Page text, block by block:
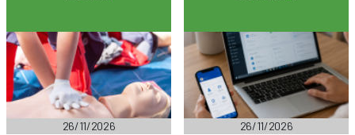
26/11/2026 26/11/2026